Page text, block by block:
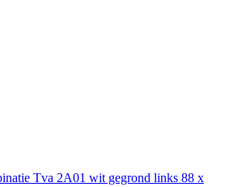
Tva 2A01 wit gegrond links 88 x